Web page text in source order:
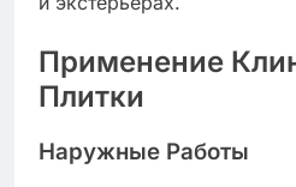
Применение
Плитки
Наружные Работы